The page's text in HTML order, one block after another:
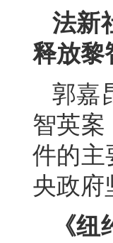
法新
释放黎
郭嘉
智英案
件的主
央政府
《